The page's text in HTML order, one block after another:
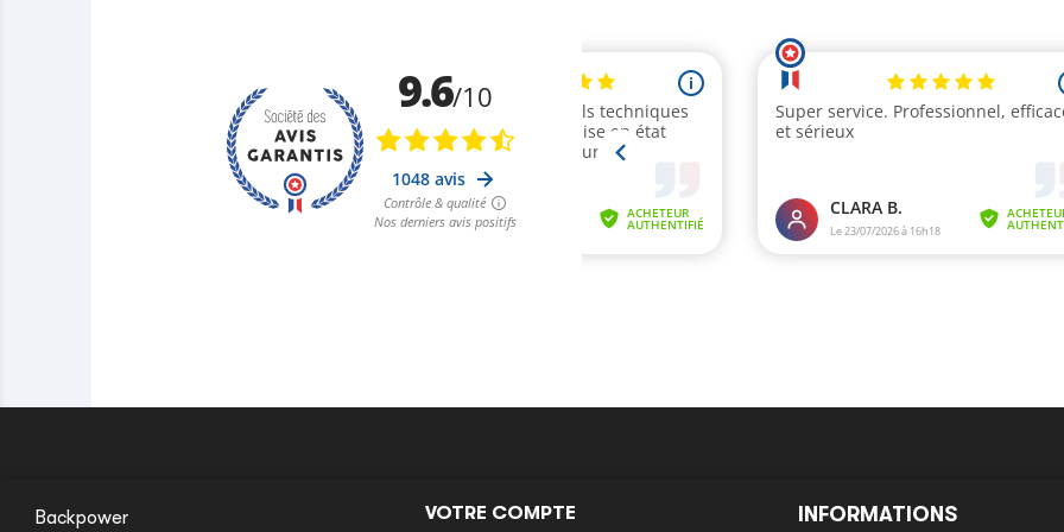
Backpower VOTRE COMPTE INFORMATIONS